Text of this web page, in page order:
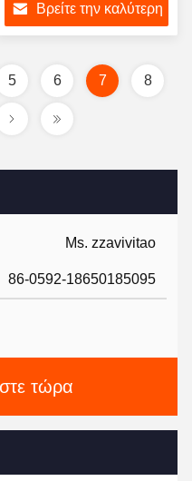
Ms. zzavivitao
86-0592-18650185095
τώρα
φλυτζάνη και
πιστοποίηση CE UPC
Βρείτε την καλύτερη
5 6 7 8